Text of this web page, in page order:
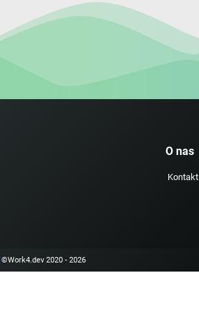
O nas
Kontakt
©Work4.dev 2020 - 2026